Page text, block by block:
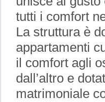
tutti i comfort
La struttura è
appartamenti
il comfort agli
dall’altro e
matrimoniale